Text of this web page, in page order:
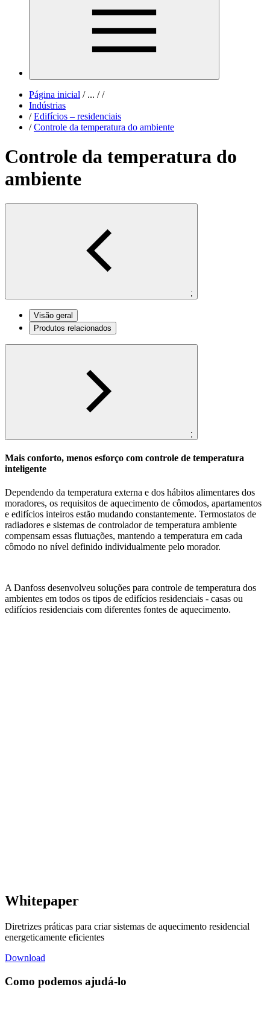
Página inicial /... / /
Indústrias
/ Edifícios – residenciais
/ Controle da temperatura do ambiente
Controle da temperatura do
ambiente
;
Visão geral
Produtos relacionados
;
Mais conforto, menos esforço com controle de temperatura
inteligente
Dependendo da temperatura externa e dos hábitos alimentares dos
moradores, os requisitos de aquecimento de cômodos, apartamentos
e edifícios inteiros estão mudando constantemente. Termostatos de
radiadores e sistemas de controlador de temperatura ambiente
compensam essas flutuações, mantendo a temperatura em cada
cômodo no nível definido individualmente pelo morador.
A Danfoss desenvolveu soluções para controle de temperatura dos
ambientes em todos os tipos de edifícios residenciais - casas ou
edifícios residenciais com diferentes fontes de aquecimento.
Whitepaper
Diretrizes práticas para criar sistemas de aquecimento residencial
energeticamente eficientes
Download
Como podemos ajudá-lo